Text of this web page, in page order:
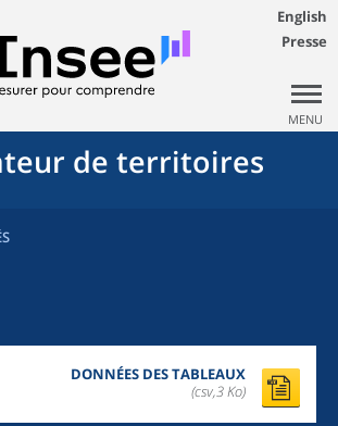
English
Presse
MENU
de territoires
DONNÉES DES TABLEAUX
(csv,3 Ko)